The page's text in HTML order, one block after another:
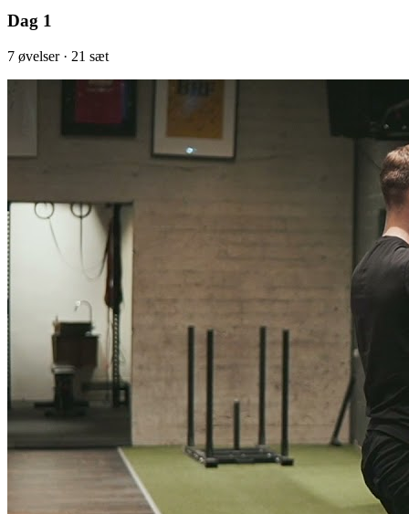
Dag 1
7 øvelser· 21 sæt